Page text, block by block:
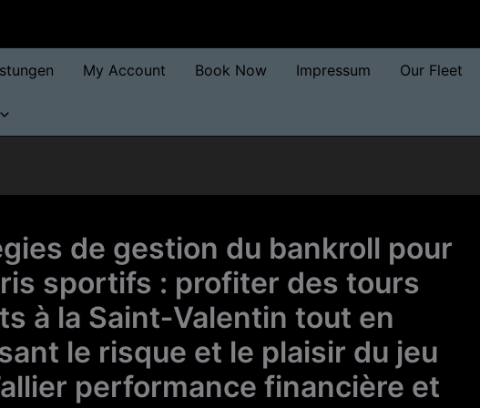
My Account Book Now Impressum Our Fleet
de gestion du bankroll pour
sportifs : profiter des tours
à la Saint‑Valentin tout en
le risque et le plaisir du jeu
performance financière et